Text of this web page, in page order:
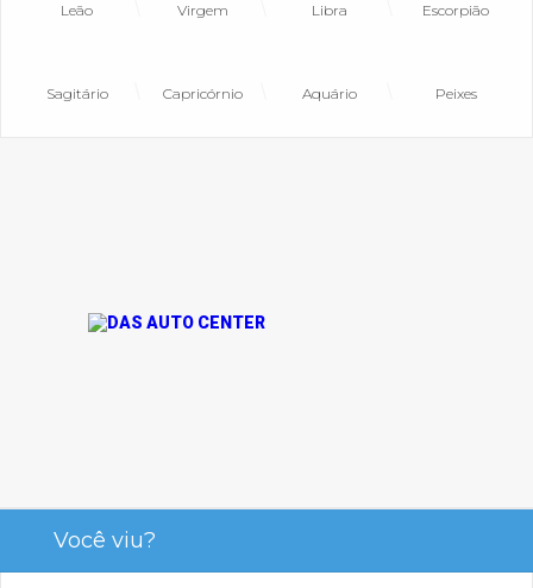
Leão Virgem Libra Escorpião
Sagitário Capricórnio Aquário Peixes
Você viu?